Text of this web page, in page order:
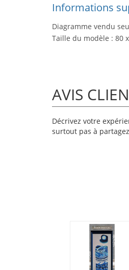
Informations
Diagramme vendu
Taille du modèle : 80
AVIS
Décrivez votre
surtout pas à